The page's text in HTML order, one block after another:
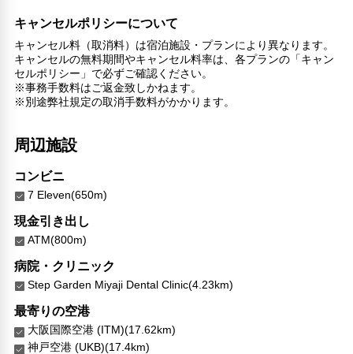
禁煙
チェックイン/チェックアウト（プライベート）
リネン・衣類の湯洗い
キャッシュレス支払いサービス
キャンセルポリシーについて
キャンセル料（取消料）は宿泊施設・プランにより異なります。
キャンセルの無料期間やキャンセル料率は、各プランの「キャン
セルポリシー」で必ずご確認ください。
※事務手数料はご返金致しかねます。
※別途弊社規定の取消手数料がかかります。
周辺施設
コンビニ
7 Eleven(650m)
現金引き出し
ATM(800m)
病院・クリニック
Step Garden Miyaji Dental Clinic(4.23km)
最寄りの空港
大阪国際空港 (ITM)(17.62km)
神戸空港 (UKB)(17.4km)